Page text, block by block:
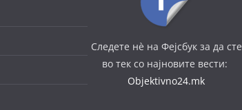
Следете нè на Фејсбук за да сте
во тек со најновите вести:
Objektivno24.mk